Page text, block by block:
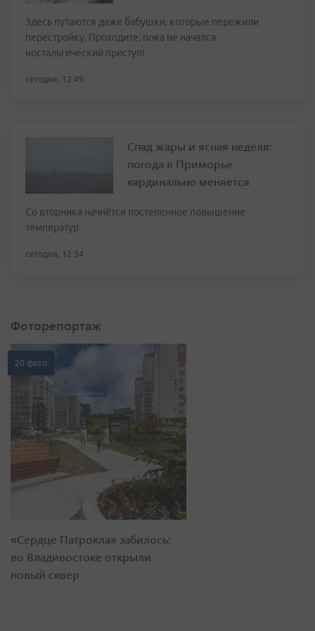
Здесь путаются даже бабушки, которые пережили
перестройку. Проходите, пока не начался
ностальгический приступ!
сегодня, 12:49
Спад жары и ясная неделя:
погода в Приморье
кардинально меняется
Со вторника начнётся постепенное повышение
температур
сегодня, 12:34
Фоторепортаж
20 фото
«Сердце Патрокла» забилось:
во Владивостоке открыли
новый сквер